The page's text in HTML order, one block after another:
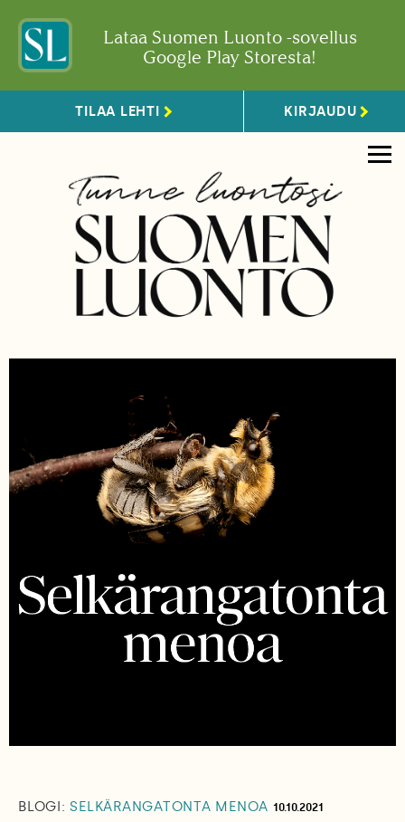
Lataa Suomen Luonto -sovellus
Google Play Storesta!
TILAA LEHTI KIRJAUDU
BLOGI: SELKÄRANGATONTA MENOA 10.10.2021